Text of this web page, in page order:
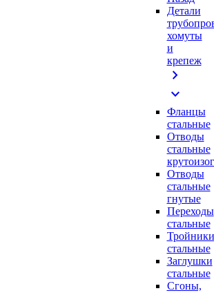
Детали
хомуты
и
крепеж
chevron_right
expand_more
Фланцы
стальные
Отводы
стальные
Отводы
стальные
гнутые
Переходы
стальные
Тройники
стальные
Заглушки
стальные
Сгоны,